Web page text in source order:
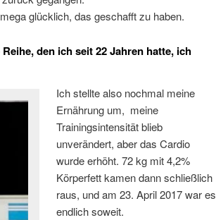
glücklich, das geschafft zu haben.
den ich seit 22 Jahren hatte, ich
Ich stellte also nochmal meine
Ernährung um, meine
Trainingsintensität blieb
unverändert, aber das Cardio
wurde erhöht. 72 kg mit 4,2%
Körperfett kamen dann schließlich
raus, und am 23. April 2017 war es
endlich soweit.